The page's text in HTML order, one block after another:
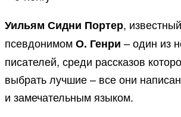
Уильям Сидни Портер,
псевдонимомО. Генри – один из
писателей, среди рассказов
выбрать лучшие – все они
и замечательным языком.